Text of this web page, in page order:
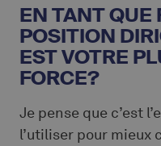
EN TANT QUE
POSITION
EST VOTRE
FORCE?
Je pense que c’est
l’utiliser pour mieux